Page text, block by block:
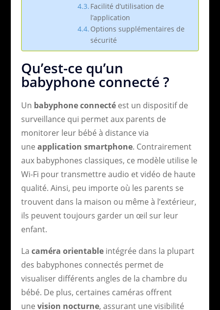
Facilité d’utilisation de
l’application
Options supplémentaires de
sécurité
Qu’est-ce qu’un
babyphone connecté ?
Un babyphone connectéest un dispositif de
surveillance qui permet aux parents de
monitorer leur bébé à distance via
une application smartphone. Contrairement
aux babyphones classiques, ce modèle utilise le
Wi-Fi pour transmettre audio et vidéo de haute
qualité. Ainsi, peu importe où les parents se
trouvent dans la maison ou même à l’extérieur,
ils peuvent toujours garder un œil sur leur
enfant.
La caméra orientableintégrée dans la plupart
des babyphones connectés permet de
visualiser différents angles de la chambre du
bébé. De plus, certaines caméras offrent
une vision nocturne, assurant une visibilité